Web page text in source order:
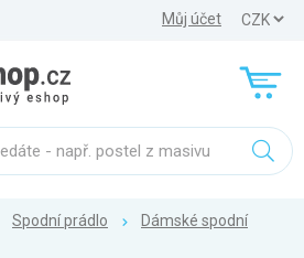
Můj účet
Spodní prádlo
Dámské spodní